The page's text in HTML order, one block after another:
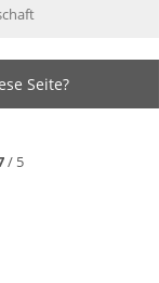
Seite?
/ 5